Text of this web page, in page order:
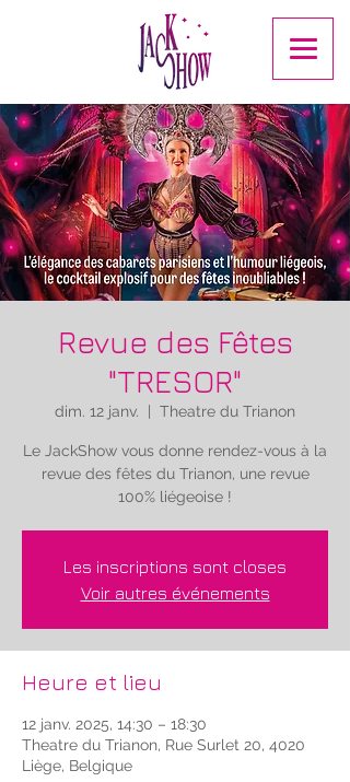
Revue des Fêtes
"TRESOR"
dim. 12 janv. Theatre du Trianon
Le JackShow vous donne rendez-vous à la
revue des fêtes du Trianon, une revue
100% liégeoise !
Les inscriptions sont closes
Voir autres événements
Heure et lieu
12 janv. 2025, 14:30 – 18:30
Theatre du Trianon, Rue Surlet 20, 4020
Liège, Belgique